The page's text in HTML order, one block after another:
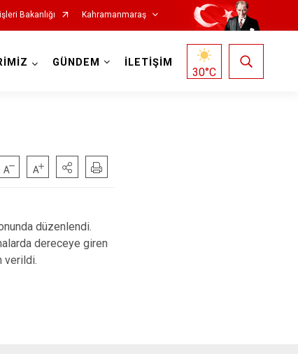
Bakanlığı Kahramanmaraş
Nurhak
GÜNDEM İLETİŞİM
30°C
düzenlendi.
dereceye giren
verildi.